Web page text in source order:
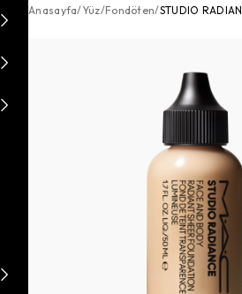
Anasayfa/Yüz/Fondöten/STUDIO